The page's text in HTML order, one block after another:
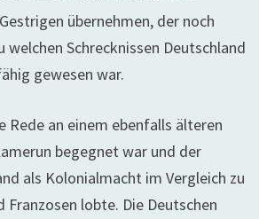
übernehmen, der noch
Schrecknissen Deutschland
gewesen war.
Rede an einem ebenfalls älteren
begegnet war und der
als Kolonialmacht im Vergleich zu
Franzosen lobte. Die Deutschen